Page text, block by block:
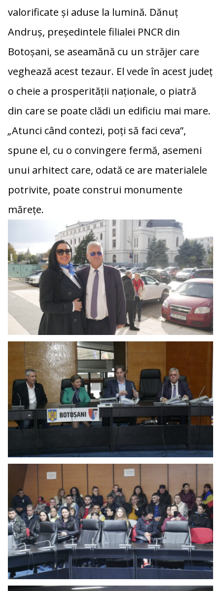
valorificate și aduse la lumină. Dănuț
Andruș, președintele filialei PNCR din
Botoșani, se aseamănă cu un străjer care
veghează acest tezaur. El vede în acest județ
o cheie a prosperității naționale, o piatră
din care se poate clădi un edificiu mai mare.
„Atunci când contezi, poți să faci ceva”,
spune el, cu o convingere fermă, asemeni
unui arhitect care, odată ce are materialele
potrivite, poate construi monumente
mărețe.